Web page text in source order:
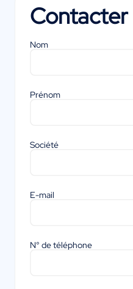
Contacter
Nom
Prénom
Société
E-mail
N° de téléphone